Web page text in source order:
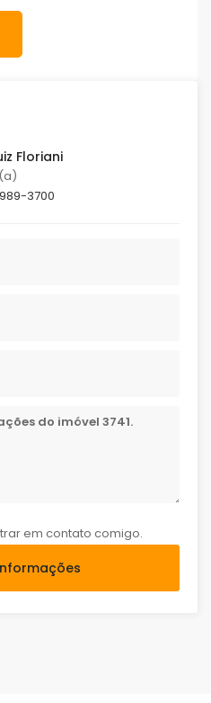
Floriani
3700
em contato comigo.